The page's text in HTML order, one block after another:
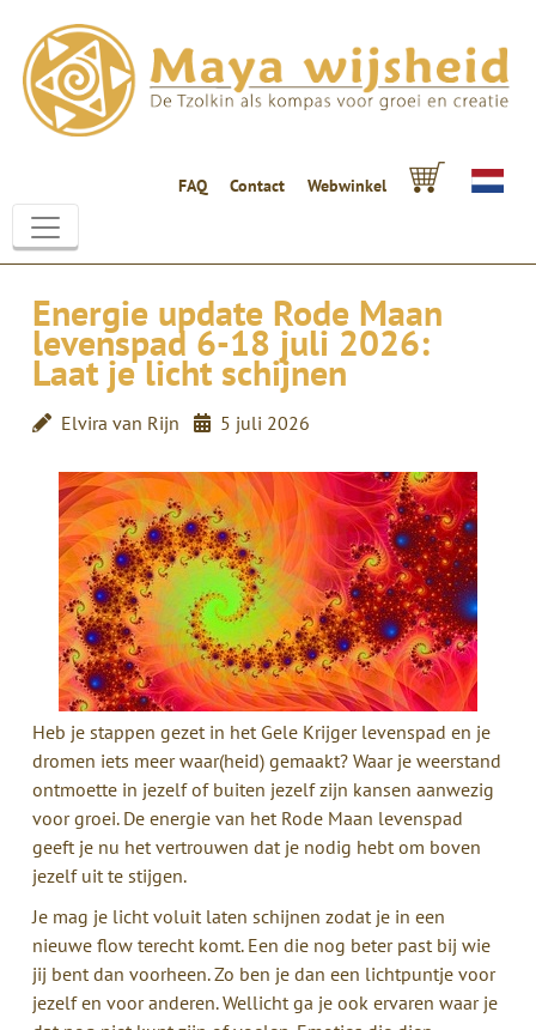
FAQ Contact Webwinkel
Energie update Rode Maan
levenspad 6-18 juli 2026:
Laat je licht schijnen
Elvira van Rijn 5 juli 2026
Heb je stappen gezet in het Gele Krijger levenspad en je
dromen iets meer waar(heid) gemaakt? Waar je weerstand
ontmoette in jezelf of buiten jezelf zijn kansen aanwezig
voor groei. De energie van het Rode Maan levenspad
geeft je nu het vertrouwen dat je nodig hebt om boven
jezelf uit te stijgen.
Je mag je licht voluit laten schijnen zodat je in een
nieuwe flow terecht komt. Een die nog beter past bij wie
jij bent dan voorheen. Zo ben je dan een lichtpuntje voor
jezelf en voor anderen. Wellicht ga je ook ervaren waar je